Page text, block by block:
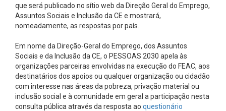
que será publicado no sítio web da Direção Geral do Emprego,
Assuntos Sociais e Inclusão da CE e mostrará,
nomeadamente, as respostas por país.
Em nome da Direção-Geral do Emprego, dos Assuntos
Sociais e da Inclusão da CE, o PESSOAS 2030 apela às
organizações parceiras envolvidas na execução do FEAC, aos
destinatários dos apoios ou qualquer organização ou cidadão
com interesse nas áreas da pobreza, privação material ou
inclusão social e à comunidade em geral a participação nesta
consulta pública através da resposta ao questionário